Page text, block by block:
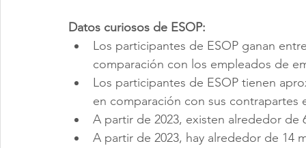
Datos curiosos de ESOP:
Los participantes de ESOP ganan
comparación con los empleados de
Los participantes de ESOP tienen
en comparación con sus contrapartes
A partir de 2023, existen alrededor de
A partir de 2023, hay alrededor de 14